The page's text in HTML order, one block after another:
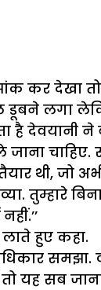
झांक कर देखा
डूबने लगा
देवयानी ने
चाहिए.
थी, जो
बिना
हुए कहा.
यह सब